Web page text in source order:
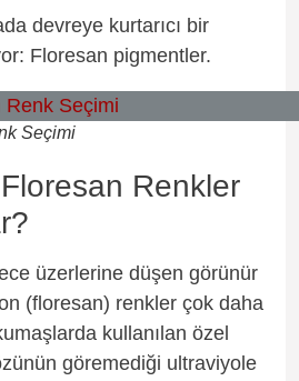
devreye kurtarıcı bir
Floresan pigmentler.
Seçimi
Renkler
üzerlerine düşen görünür
(floresan) renkler çok daha
kullanılan özel
göremediği ultraviyole